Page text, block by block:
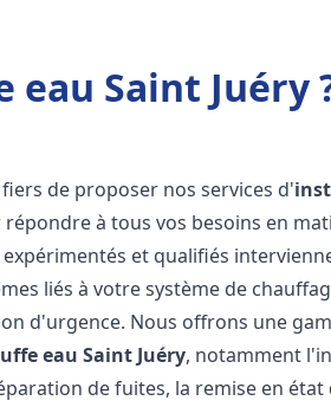
Saint Juéry
de proposer nos services d'
à tous vos besoins en
et qualifiés
liés à votre système de
d'urgence. Nous offrons une
eau Saint Juéry, notamment
de fuites, la remise en état